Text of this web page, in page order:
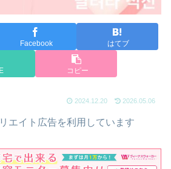
Facebook はてブ
コピー
2024.12.20 2026.05.06
エイト広告を利用しています